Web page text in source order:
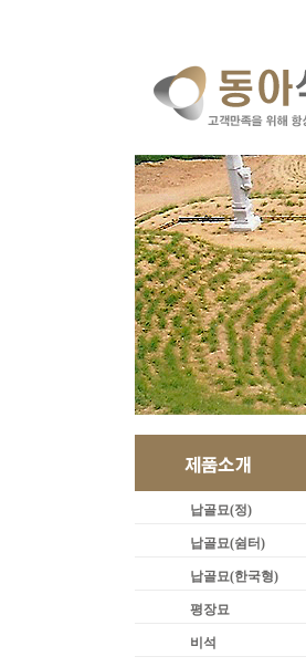
납골묘(정)
납골묘(쉼터)
납골묘(한국형)
평장묘
비석